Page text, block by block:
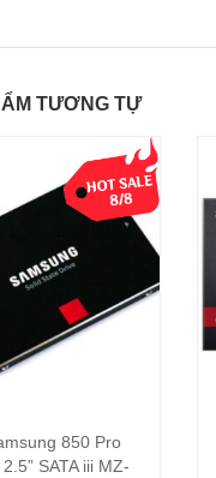
TƯƠNG TỰ
vào giỏ hàng
850 Pro
SATA iii MZ-